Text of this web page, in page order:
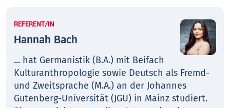
REFERENT/IN
Hannah Bach
... hat Germanistik (B.A.) mit Beifach
Kulturanthropologie sowie Deutsch als Fremd-
und Zweitsprache (M.A.) an der Johannes
Gutenberg-Universität (JGU) in Mainz studiert.